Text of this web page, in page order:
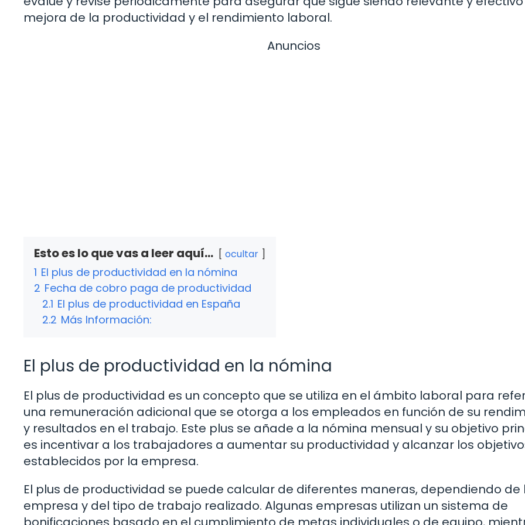
mejora de la productividad y el rendimiento laboral.
Anuncios
Esto es lo que vas a leer aquí... ocultar
1 El plus de productividad en la nómina
2 Fecha de cobro paga de productividad
2.1 El plus de productividad en España
2.2 Más Información:
El plus de productividad en la nómina
El plus de productividad es un concepto que se utiliza en el ámbito laboral para
una remuneración adicional que se otorga a los empleados en función de su
y resultados en el trabajo. Este plus se añade a la nómina mensual y su objetivo
es incentivar a los trabajadores a aumentar su productividad y alcanzar los
establecidos por la empresa.
El plus de productividad se puede calcular de diferentes maneras, dependiendo de
empresa y del tipo de trabajo realizado. Algunas empresas utilizan un sistema de